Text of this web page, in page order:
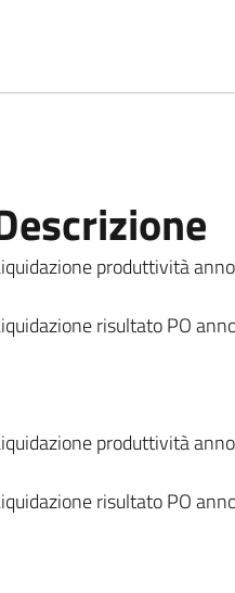
produttività
risultato PO
produttività
risultato PO